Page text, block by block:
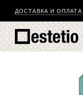
ДОСТАВКА И ОПЛАТА